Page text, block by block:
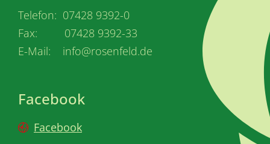
Telefon: 07428 9392-0
Fax: 07428 9392-33
E-Mail: info@rosenfeld.de
Facebook
Facebook